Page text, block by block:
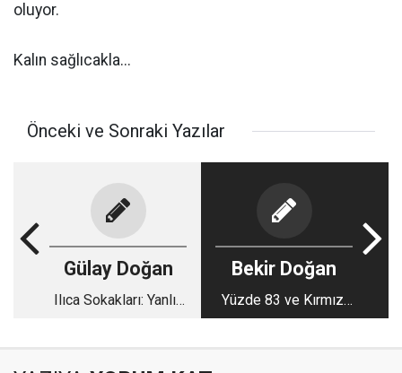
oluyor.
Kalın sağlıcakla...
Önceki ve Sonraki Yazılar
Gülay Doğan
Ilıca Sokakları: Yanlış
Bekir Doğan
Yüzde 83 ve Kırmızı
Çizgi!